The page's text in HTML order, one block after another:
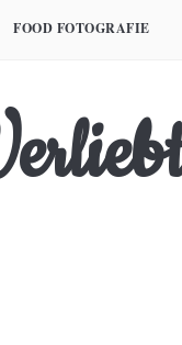
FOOD FOTOGRAFIE